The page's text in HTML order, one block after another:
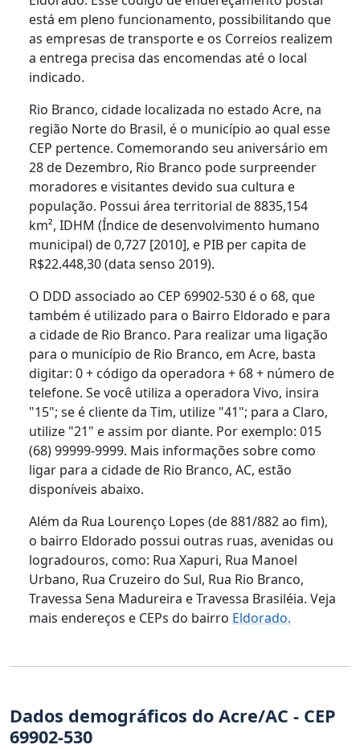
está em pleno funcionamento, possibilitando que
as empresas de transporte e os Correios realizem
a entrega precisa das encomendas até o local
indicado.
Rio Branco, cidade localizada no estado Acre, na
região Norte do Brasil, é o município ao qual esse
CEP pertence. Comemorando seu aniversário em
28 de Dezembro, Rio Branco pode surpreender
moradores e visitantes devido sua cultura e
população. Possui área territorial de 8835,154
km², IDHM (Índice de desenvolvimento humano
municipal) de 0,727 [2010], e PIB per capita de
R$22.448,30 (data senso 2019).
O DDD associado ao CEP 69902-530 é o 68, que
também é utilizado para o Bairro Eldorado e para
a cidade de Rio Branco. Para realizar uma ligação
para o município de Rio Branco, em Acre, basta
digitar: 0 + código da operadora + 68 + número de
telefone. Se você utiliza a operadora Vivo, insira
"15"; se é cliente da Tim, utilize "41"; para a Claro,
utilize "21" e assim por diante. Por exemplo: 015
(68) 99999-9999. Mais informações sobre como
ligar para a cidade de Rio Branco, AC, estão
disponíveis abaixo.
Além da Rua Lourenço Lopes (de 881/882 ao fim),
o bairro Eldorado possui outras ruas, avenidas ou
logradouros, como: Rua Xapuri, Rua Manoel
Urbano, Rua Cruzeiro do Sul, Rua Rio Branco,
Travessa Sena Madureira e Travessa Brasiléia. Veja
mais endereços e CEPs do bairro Eldorado.
Dados demográficos do Acre/AC - CEP
69902-530